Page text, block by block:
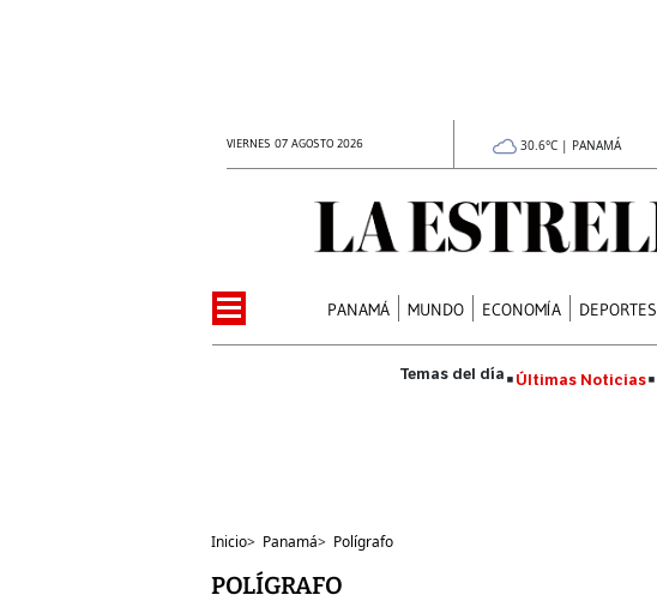
VIERNES 07 AGOSTO 2026 30.6°C | PANAMÁ
PANAMÁ MUNDO ECONOMÍA DEPORTES
Últimas Noticias
Inicio> Panamá> Polígrafo
POLÍGRAFO